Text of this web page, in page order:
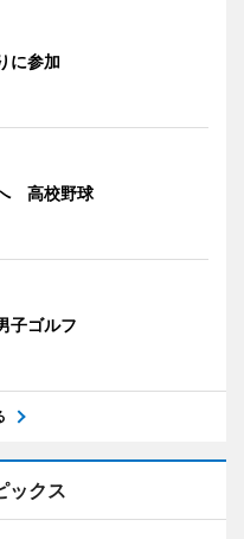
に参加
高校野球
子ゴルフ
ックス